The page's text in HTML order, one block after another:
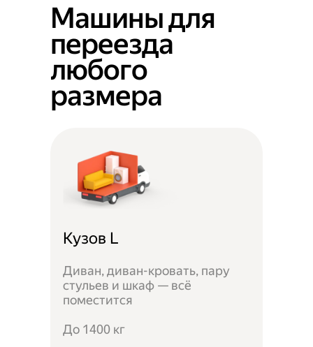
Машины для
переезда
любого
размера
Кузов L
Диван, диван-кровать, пару
стульев и шкаф — всё
поместится
До 1400 кг